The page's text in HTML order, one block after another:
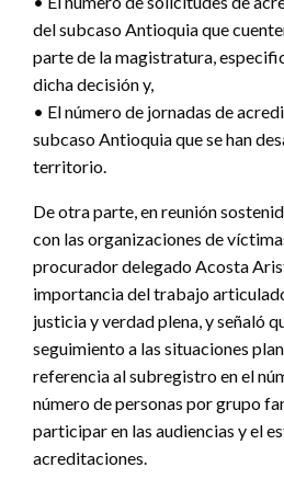
del subcaso Antioquia que
parte de la magistratura,
dicha decisión y,
• El número de jornadas de
subcaso Antioquia que se han
territorio.
De otra parte, en reunión
con las organizaciones de
procurador delegado Acosta
importancia del trabajo
justicia y verdad plena, y señaló
seguimiento a las situaciones
referencia al subregistro en el
número de personas por grupo
participar en las audiencias y el
acreditaciones.